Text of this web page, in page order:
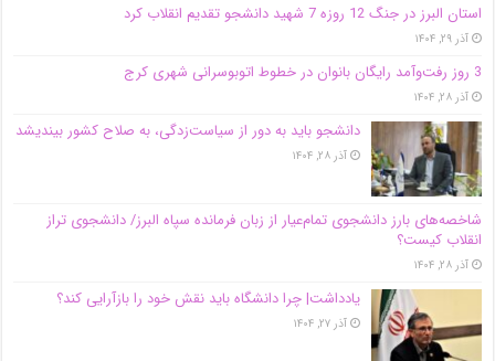
استان البرز در جنگ 12 روزه 7 شهید دانشجو تقدیم انقلاب کرد
آذر ۲۹, ۱۴۰۴
3 روز رفت‌وآمد رایگان بانوان در خطوط اتوبوسرانی شهری کرج
آذر ۲۸, ۱۴۰۴
دانشجو باید به دور از سیاست‌زدگی، به صلاح کشور بیندیشد
آذر ۲۸, ۱۴۰۴
شاخصه‌های بارز دانشجوی تمام‌عیار از زبان فرمانده سپاه البرز/ دانشجوی تراز
انقلاب کیست؟
آذر ۲۸, ۱۴۰۴
یادداشت| چرا دانشگاه باید نقش خود را بازآرایی کند؟
آذر ۲۷, ۱۴۰۴